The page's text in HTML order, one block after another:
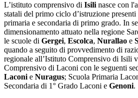
L’istituto comprensivo di Isili nasce con
statali del primo ciclo d’istruzione presenti
primaria e secondaria di primo grado. In
dimensionamento attuato nella regione
le scuole di Gergei, Escolca, Nurallao e
quando a seguito di provvedimento di
regionale all’Istituto Comprensivo di Isili
Comprensivo di Laconi con le seguenti
Laconi e Nuragus; Scuola Primaria
Secondaria di 1° Grado Laconi e Genoni.